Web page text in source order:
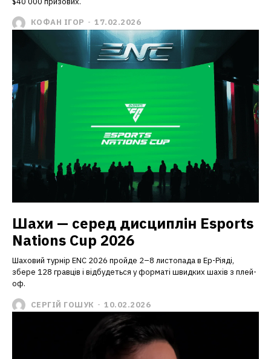
КОФАН ІГОР - 17.02.2026
Шахи — серед дисциплін Esports
Nations Cup 2026
Шаховий турнір ENC 2026 пройде 2–8 листопада в Ер-Ріяді,
збере 128 гравців і відбудеться у форматі швидких шахів з плей-
оф.
СЕРГІЙ ГОШУК - 10.02.2026